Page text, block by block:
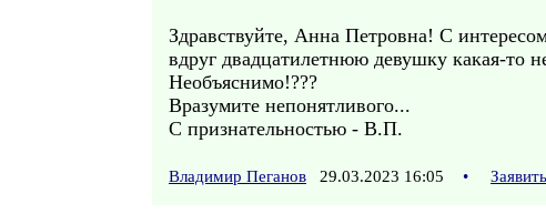
Здравствуйте, Анна Петровна! С
вдруг двадцатилетнюю девушку какая-то
Необъяснимо!???
Вразумите непонятливого...
С признательностью - В.П.
Владимир Пеганов 29.03.2023 16:05 •